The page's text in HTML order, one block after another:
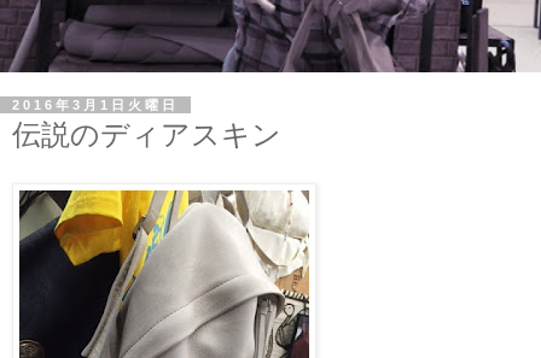
2016年3月1日火曜日
伝説のディアスキン